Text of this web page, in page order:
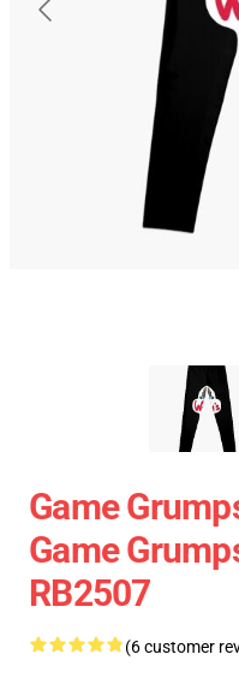
Game
Game
RB2507
(6 customer